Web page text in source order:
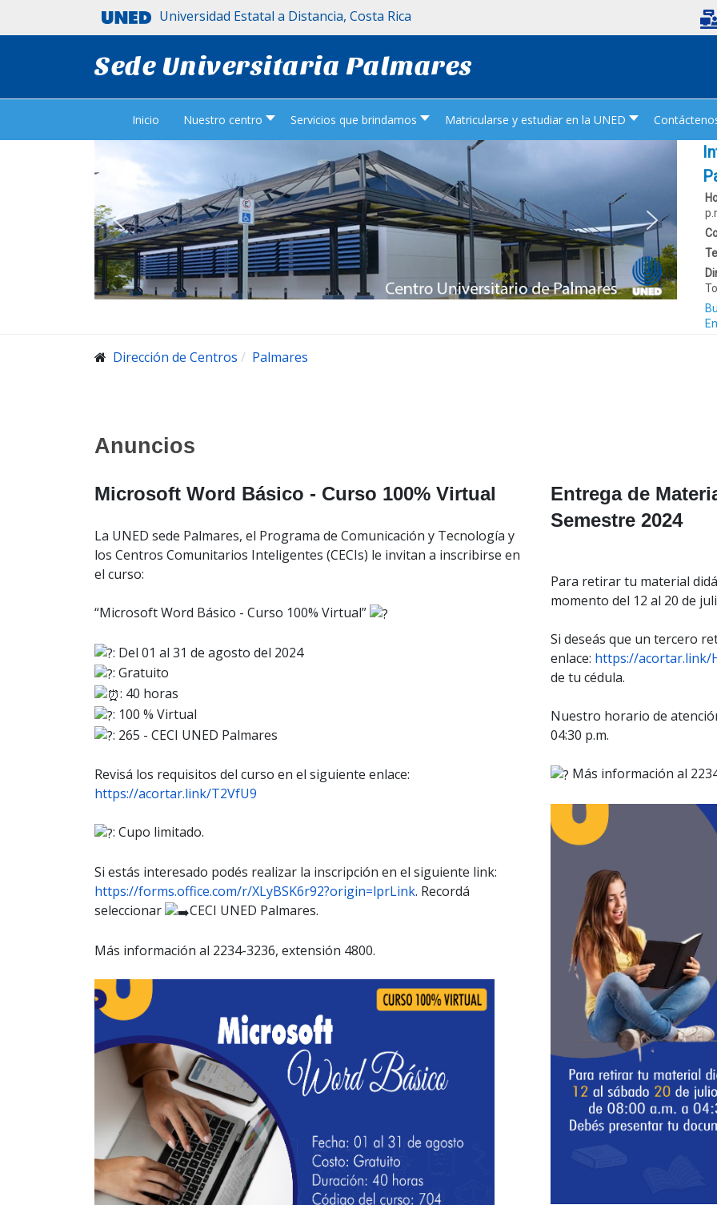
Universidad Estatal a Distancia, Costa Rica
Sede Universitaria Palmares
Inicio Nuestro centro Servicios que brindamos Matricularse y estudiar en la UNED
Dirección de Centros Palmares
Anuncios
Microsoft Word Básico - Curso 100% Virtual
La UNED sede Palmares, el Programa de Comunicación y Tecnología y
los Centros Comunitarios Inteligentes (CECIs) le invitan a inscribirse en
el curso:
“Microsoft Word Básico - Curso 100% Virtual”
: Del 01 al 31 de agosto del 2024
: Gratuito
: 40 horas
: 100 % Virtual
: 265 - CECI UNED Palmares
Revisá los requisitos del curso en el siguiente enlace:
https://acortar.link/T2VfU9
: Cupo limitado.
Si estás interesado podés realizar la inscripción en el siguiente link:
https://forms.office.com/r/XLyBSK6r92?origin=lprLink. Recordá
seleccionar
CECI UNED Palmares.
Más información al 2234-3236, extensión 4800.
Entrega de
Semestre 2024
Para retirar tu material
momento del 12 al 20 de
Si deseás que un tercero
enlace: https://acortar.link/
de tu cédula.
Nuestro horario de
04:30 p.m.
Más información al